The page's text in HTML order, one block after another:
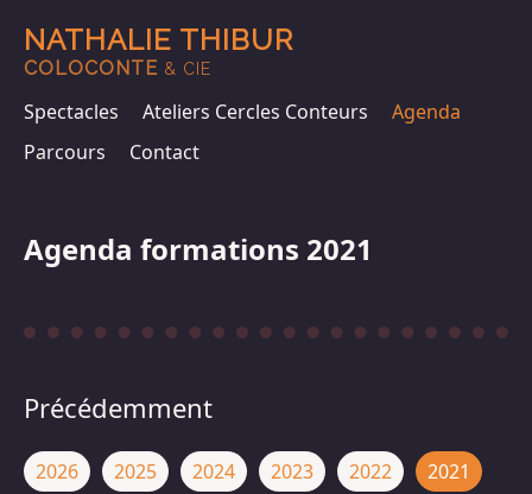
NATHALIE THIBUR
COLOCONTE & CIE
Spectacles Ateliers Cercles Conteurs
Agenda
Parcours
Contact
Agenda formations 2021
Précédemment
2026 2025 2024 2023 2022
2021